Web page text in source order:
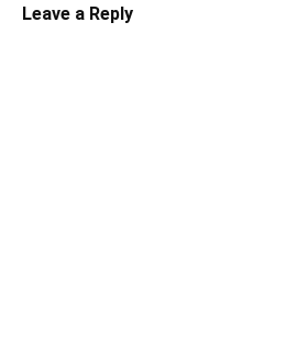
Leave a Reply